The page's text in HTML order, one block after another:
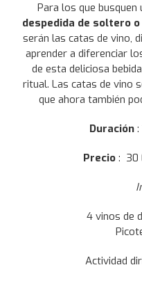
Para los que busquen
despedida de soltero
serán las catas de vino,
aprender a diferenciar
de esta deliciosa
ritual. Las catas de vino
que ahora también
Duración:
Precio: 30
4 vinos de
Actividad